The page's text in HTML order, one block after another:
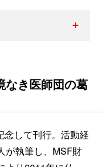
なき医師団の葛
念して刊行。活動経
が執筆し、MSF財